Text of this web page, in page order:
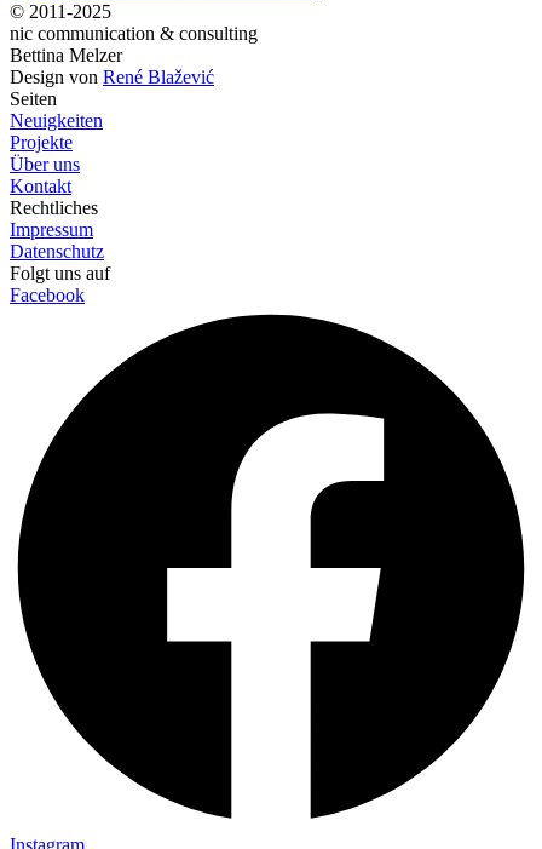
© 2011-2025
nic communication & consulting
Bettina Melzer
Design von René Blažević
Seiten
Neuigkeiten
Projekte
Über uns
Kontakt
Rechtliches
Impressum
Datenschutz
Folgt uns auf
Facebook
Instagram